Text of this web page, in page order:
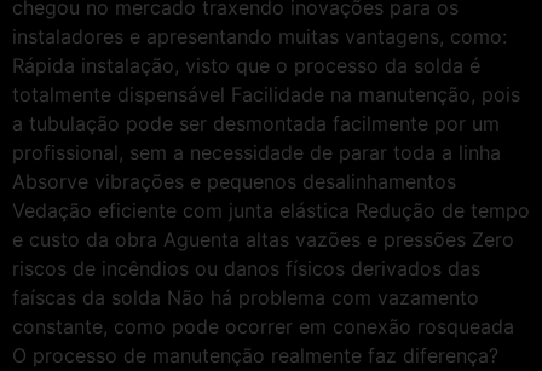
chegou no mercado traxendo inovações para os
instaladores e apresentando muitas vantagens, como:
Rápida instalação, visto que o processo da solda é
totalmente dispensável Facilidade na manutenção, pois
a tubulação pode ser desmontada facilmente por um
profissional, sem a necessidade de parar toda a linha
Absorve vibrações e pequenos desalinhamentos
Vedação eficiente com junta elástica Redução de tempo
e custo da obra Aguenta altas vazões e pressões Zero
riscos de incêndios ou danos físicos derivados das
faíscas da solda Não há problema com vazamento
constante, como pode ocorrer em conexão rosqueada
O processo de manutenção realmente faz diferença?